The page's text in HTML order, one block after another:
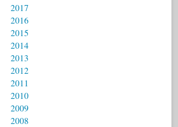
2017
2016
2015
2014
2013
2012
2011
2010
2009
2008